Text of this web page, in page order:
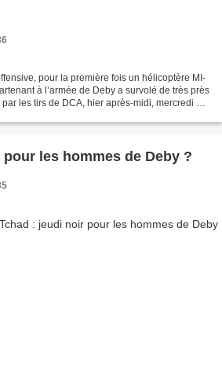
pour la première fois un hélicoptère MI-
à l’armée de Deby a survolé de très près
les tirs de DCA, hier après-midi, mercredi 06
les hommes de Deby ?